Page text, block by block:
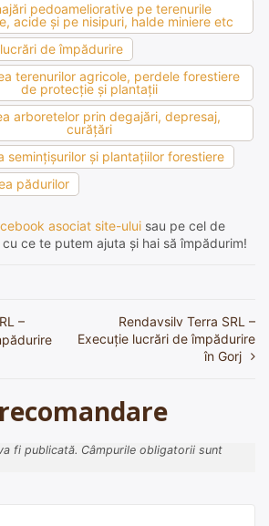
pedoameliorative pe terenurile
acide şi pe nisipuri, halde miniere etc
de împădurire
terenurilor agricole, perdele forestiere
de protecţie şi plantaţii
arboretelor prin degajări, depresaj,
curăţări
seminţişurilor şi plantaţiilor forestiere
pădurilor
asociat site-ului sau pe cel de
ce te putem ajuta și hai să împădurim!
–
Rendavsilv Terra SRL –
Execuție lucrări de împădurire
în Gorj
fi publicată. Câmpurile obligatorii sunt